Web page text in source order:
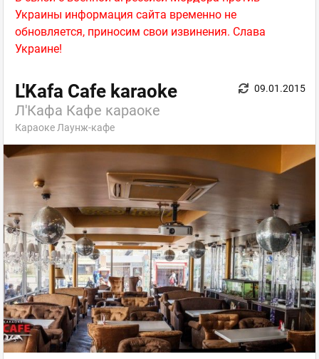
Украины информация сайта временно не
обновляется, приносим свои извинения. Слава
Украине!
L'Kafa Cafe karaoke
Л'Кафа Кафе караоке
Караоке Лаунж-кафе
09.01.2015